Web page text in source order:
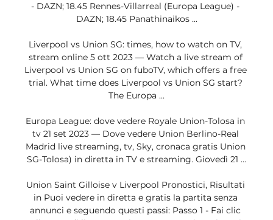
- DAZN; 18.45 Rennes-Villarreal (Europa League) -
DAZN; 18.45 Panathinaikos ...
Liverpool vs Union SG: times, how to watch on TV,
stream online 5 ott 2023 — Watch a live stream of
Liverpool vs Union SG on fuboTV, which offers a free
trial. What time does Liverpool vs Union SG start?
The Europa ...
Europa League: dove vedere Royale Union-Tolosa in
tv 21 set 2023 — Dove vedere Union Berlino-Real
Madrid live streaming, tv, Sky, cronaca gratis Union
SG-Tolosa) in diretta in TV e streaming. Giovedì 21 ...
Union Saint Gilloise v Liverpool Pronostici, Risultati
in Puoi vedere in diretta e gratis la partita senza
annunci e seguendo questi passi: Passo 1 - Fai clic